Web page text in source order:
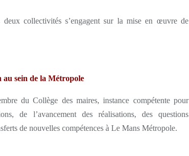
collectivités s’engagent sur la mise en œuvre de
sein de la Métropole
du Collège des maires, instance compétente pour
de l’avancement des réalisations, des questions
de nouvelles compétences à Le Mans Métropole.